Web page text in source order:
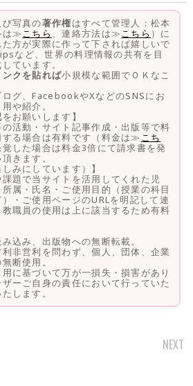
写真の著作権はすべて管理人：松本
は≫こちら 、連絡方法は≫こちら ）に
方が実際に作って下されば嬉しいで
など、世界の料理情報の共有を目
ています。
ンクを貼れば小規模な範囲でＯＫなこ
ログ、FacebookやXなどのSNSにお
や紹介。
をお願いします】
の活動・サイト記事作成・出版等で料
る場合は有料です（料金は≫ こち
した場合は料金3倍にて請求書を発
きます。
みにしています）】
課題で当サイトを活用してくれた児
属・氏名・ご使用目的（授業の科目
・ご使用ページのURLを明記して連
職員の使用は上に該当するため有料
込み、出版物への無断転載。
非営利を問わず、個人、団体、企業
断使用。
に基づいて万が一損失・損害があり
ーご自身の責任において行っていた
します。
NEXT